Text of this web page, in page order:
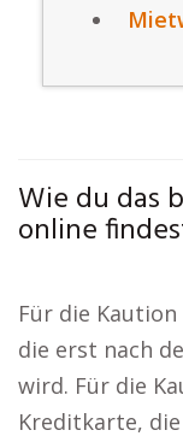
Wie du das
online
Für die
die erst nach
wird. Für die
Kreditkarte,